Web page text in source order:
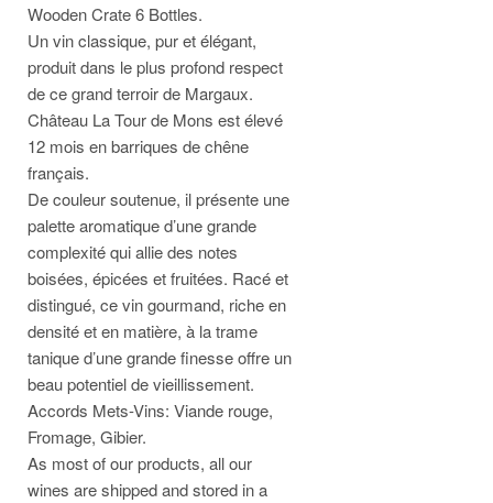
Wooden Crate 6 Bottles.
Un vin classique, pur et élégant,
produit dans le plus profond respect
de ce grand terroir de Margaux.
Château La Tour de Mons est élevé
12 mois en barriques de chêne
français.
De couleur soutenue, il présente une
palette aromatique d’une grande
complexité qui allie des notes
boisées, épicées et fruitées. Racé et
distingué, ce vin gourmand, riche en
densité et en matière, à la trame
tanique d’une grande finesse offre un
beau potentiel de vieillissement.
Accords Mets-Vins: Viande rouge,
Fromage, Gibier.
As most of our products, all our
wines are shipped and stored in a